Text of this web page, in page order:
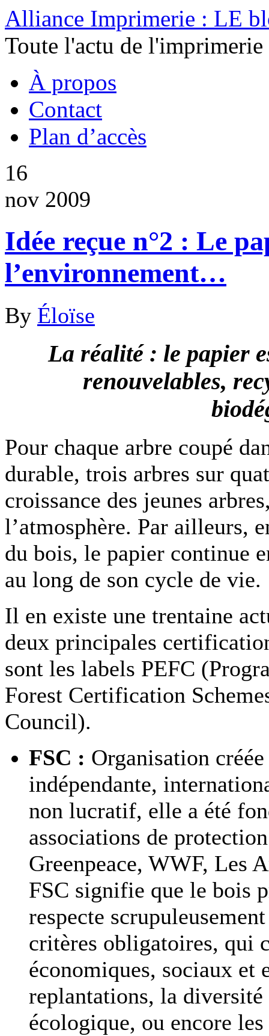
Alliance Imprimerie : LE
Toute l'actu de
À propos
Contact
Plan d’accès
16
nov 2009
Idée reçue n°2 : Le
l’environnement…
By Éloïse
La réalité : le papier
renouvelables,
Pour chaque arbre coupé
durable, trois arbres sur
croissance des jeunes
l’atmosphère. Par ailleurs,
du bois, le papier continue
au long de son cycle de vie.
Il en existe une trentaine
deux principales
sont les labels PEFC
Forest Certification
Council).
FSC : Organisation
indépendante,
non lucratif, elle a été
associations de
Greenpeace, WWF, Les
FSC signifie que le bois
respecte
critères obligatoires, qui
économiques, sociaux et
replantations, la
écologique, ou encore